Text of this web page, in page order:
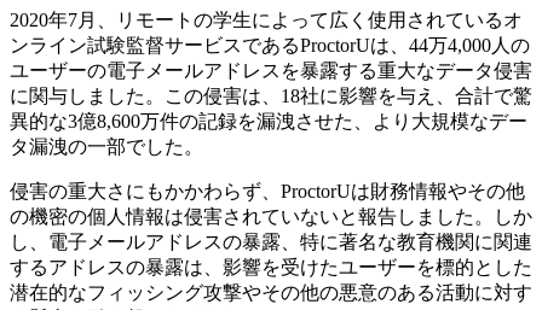
2020年7月、リモートの学生によって広く使用されているオ
ンライン試験監督サービスであるProctorUは、44万4,000人の
ユーザーの電子メールアドレスを暴露する重大なデータ侵害
に関与しました。この侵害は、18社に影響を与え、合計で驚
異的な3億8,600万件の記録を漏洩させた、より大規模なデー
タ漏洩の一部でした。
侵害の重大さにもかかわらず、ProctorUは財務情報やその他
の機密の個人情報は侵害されていないと報告しました。しか
し、電子メールアドレスの暴露、特に著名な教育機関に関連
するアドレスの暴露は、影響を受けたユーザーを標的とした
潜在的なフィッシング攻撃やその他の悪意のある活動に対す